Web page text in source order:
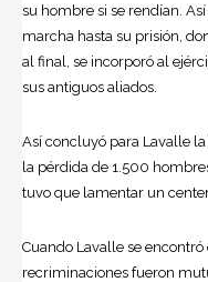
su hombre si se rendían.
marcha hasta su prisión,
al final, se incorporó al
sus antiguos aliados.
Así concluyó para Lavalle la
la pérdida de 1.500
tuvo que lamentar un
Cuando Lavalle se encontró
recriminaciones fueron